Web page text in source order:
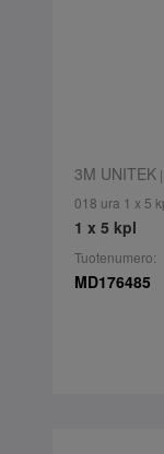
3M UNITEK|
018 ura 1 x 5
1 x 5 kpl
Tuotenumero:
MD176485